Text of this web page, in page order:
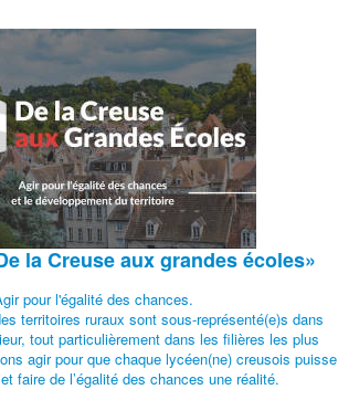
la Creuse aux grandes écoles»
pour l'égalité des chances.
territoires ruraux sont sous-représenté(e)s dans
tout particulièrement dans les filières les plus
agir pour que chaque lycéen(ne) creusois puisse
faire de l’égalité des chances une réalité.